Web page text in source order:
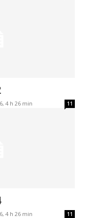
4 h 26 min 11
4 h 26 min 11